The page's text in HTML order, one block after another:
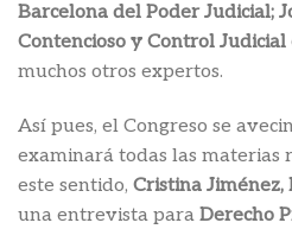
Barcelona del Poder Judicial;
Contencioso y Control Judicial
muchos otros expertos.
Así pues, el Congreso se
examinará todas las materias
este sentido, Cristina Jiménez,
una entrevista para Derecho